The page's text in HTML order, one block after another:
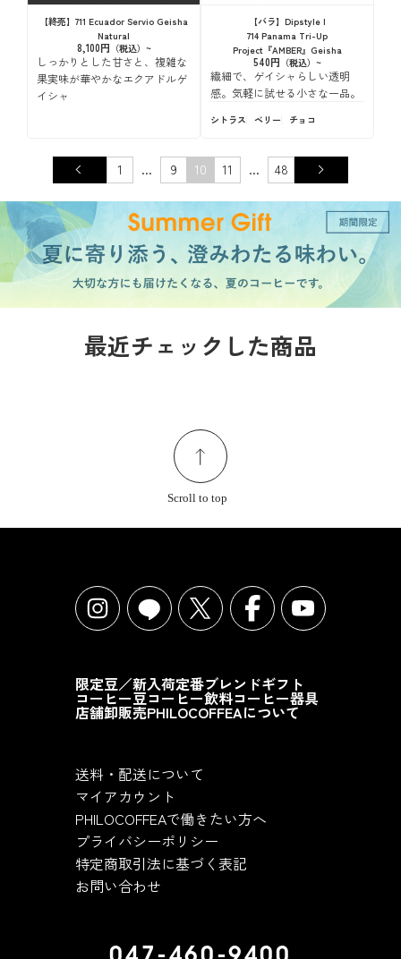
【終売】711 Ecuador Servio Geisha
Natural
8,100円
しっかりとした甘さと、複雑な
果実味が華やかなエクアドルゲ
イシャ
【バラ】Dipstyle |
714 Panama Tri-Up
Project『AMBER』Geisha
540円
繊細で、ゲイシャらしい透明
感。気軽に試せる小さな一品。
シトラス ベリー チョコ
1 ... 9 10 11 ... 48
最近チェックした商品
Scroll to top
限定豆／新入荷定番ブレンドギフト
コーヒー豆コーヒー飲料コーヒー器具
店舗卸販売PHILOCOFFEAについて
送料・配送について
マイアカウント
PHILOCOFFEAで働きたい方へ
プライバシーポリシー
特定商取引法に基づく表記
お問い合わせ